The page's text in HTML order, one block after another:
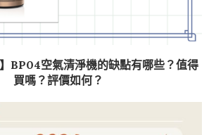
BP04空氣清淨機的缺點有哪些？值得
買嗎？評價如何？